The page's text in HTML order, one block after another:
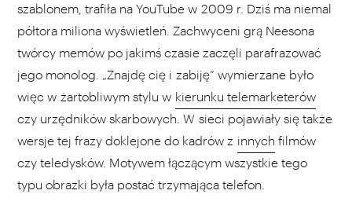
szablonem, trafiła na YouTube w 2009 r. Dziś ma niemal
półtora miliona wyświetleń. Zachwyceni grą Neesona
twórcy memów po jakimś czasie zaczęli parafrazować
jego monolog. „Znajdę cię i zabiję” wymierzane było
więc w żartobliwym stylu w kierunku telemarketerów
czy urzędników skarbowych. W sieci pojawiały się także
wersje tej frazy doklejone do kadrów z innych filmów
czy teledysków. Motywem łączącym wszystkie tego
typu obrazki była postać trzymająca telefon.